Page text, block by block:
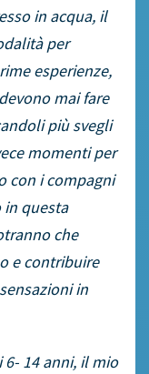
in acqua, il
per
esperienze,
mai fare
più svegli
momenti per
con i compagni
in questa
che
e contribuire
in
6- 14 anni, il mio